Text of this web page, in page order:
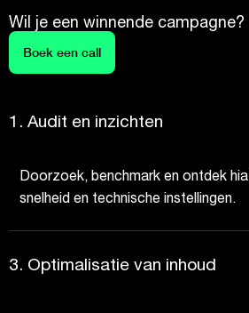
Wil je een winnende campagne?
Boek een call
1. Audit en inzichten
Doorzoek, benchmark en ontdek
snelheid en technische instellingen.
3. Optimalisatie van inhoud